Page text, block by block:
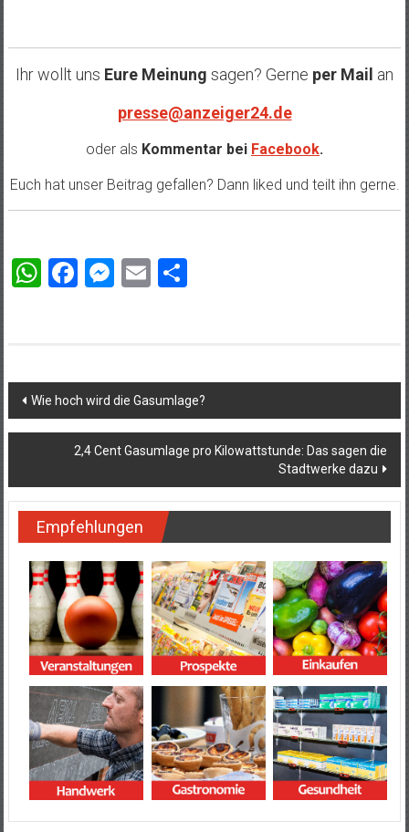
Ihr wollt uns Eure Meinung sagen? Gerne per Mail an
presse@anzeiger24.de
oder als Kommentar bei Facebook.
Euch hat unser Beitrag gefallen? Dann liked und teilt ihn gerne.
WhatsApp
Facebook
Messenger
EmailTeilen
Beitragsnavigation
Wie hoch wird die Gasumlage?
2,4 Cent Gasumlage pro Kilowattstunde: Das sagen die
Stadtwerke dazu
Empfehlungen